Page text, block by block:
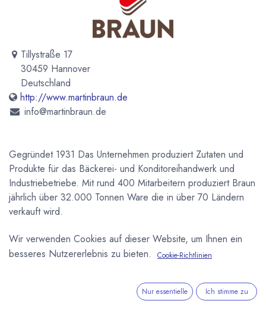
Tillystraße 17
30459 Hannover
Deutschland
http://www.martinbraun.de
info@martinbraun.de
Gegründet 1931 Das Unternehmen produziert Zutaten und
Produkte für das Bäckerei- und Konditoreihandwerk und
Industriebetriebe. Mit rund 400 Mitarbeitern produziert Braun
jährlich über 32.000 Tonnen Ware die in über 70 Ländern
verkauft wird.
Newsletter
Kostenlose News - 1 Mal pro Monat:
Abonnieren
Wir verwenden Cookies auf dieser Website, um Ihnen ein
besseres Nutzererlebnis zu bieten.
Cookie-Richtlinien
Nur essentielle Ich stimme zu